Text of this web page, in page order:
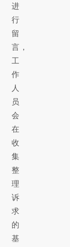
进
行
留
言，
工
作
人
员
会
在
收
集
整
理
诉
求
的
基